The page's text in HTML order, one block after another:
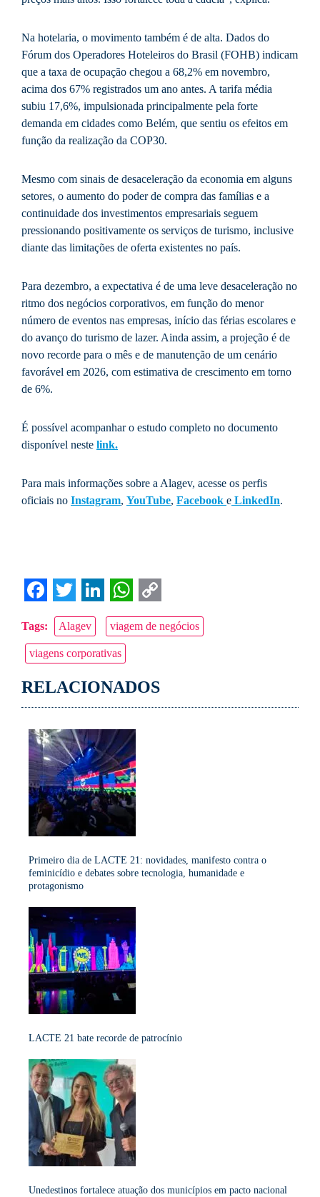
Na hotelaria, o movimento também é de alta. Dados do
Fórum dos Operadores Hoteleiros do Brasil (FOHB) indicam
que a taxa de ocupação chegou a 68,2% em novembro,
acima dos 67% registrados um ano antes. A tarifa média
subiu 17,6%, impulsionada principalmente pela forte
demanda em cidades como Belém, que sentiu os efeitos em
função da realização da COP30.
Mesmo com sinais de desaceleração da economia em alguns
setores, o aumento do poder de compra das famílias e a
continuidade dos investimentos empresariais seguem
pressionando positivamente os serviços de turismo, inclusive
diante das limitações de oferta existentes no país.
Para dezembro, a expectativa é de uma leve desaceleração no
ritmo dos negócios corporativos, em função do menor
número de eventos nas empresas, início das férias escolares e
do avanço do turismo de lazer. Ainda assim, a projeção é de
novo recorde para o mês e de manutenção de um cenário
favorável em 2026, com estimativa de crescimento em torno
de 6%.
É possível acompanhar o estudo completo no documento
disponível neste link.
Para mais informações sobre a Alagev, acesse os perfis
oficiais no Instagram, YouTube, Facebook e LinkedIn.
Facebook
Twitter
LinkedIn
WhatsApp
Copy
Link
Tags: Alagev viagem de negócios
viagens corporativas
RELACIONADOS
Primeiro dia de LACTE 21: novidades, manifesto contra o
feminicídio e debates sobre tecnologia, humanidade e
protagonismo
LACTE 21 bate recorde de patrocínio
Unedestinos fortalece atuação dos municípios em pacto nacional